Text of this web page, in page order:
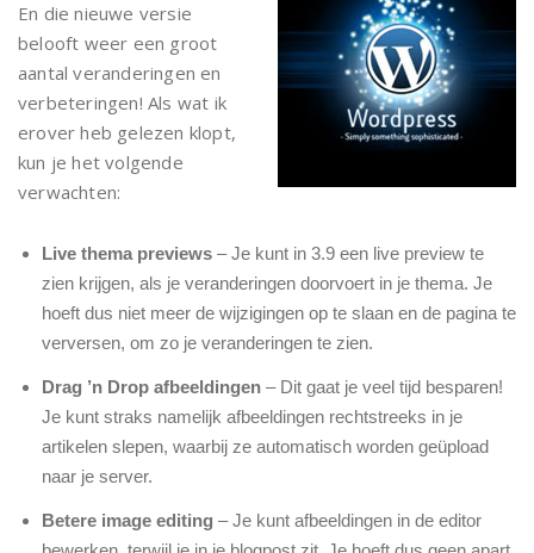
En die nieuwe versie
belooft weer een groot
aantal veranderingen en
verbeteringen! Als wat ik
erover heb gelezen klopt,
kun je het volgende
verwachten:
Live thema previews – Je kunt in 3.9 een live preview te
zien krijgen, als je veranderingen doorvoert in je thema. Je
hoeft dus niet meer de wijzigingen op te slaan en de pagina te
verversen, om zo je veranderingen te zien.
Drag ’n Drop afbeeldingen – Dit gaat je veel tijd besparen!
Je kunt straks namelijk afbeeldingen rechtstreeks in je
artikelen slepen, waarbij ze automatisch worden geüpload
naar je server.
Betere image editing – Je kunt afbeeldingen in de editor